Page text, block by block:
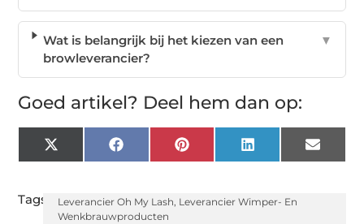
Wat is belangrijk bij het kiezen van een
browleverancier?
▼
Goed artikel? Deel hem dan op:
X
(Twitter)
FacebookPinterest LinkedIn Email
Tags: Leverancier Oh My Lash Leverancier Wimper- En
Wenkbrauwproducten